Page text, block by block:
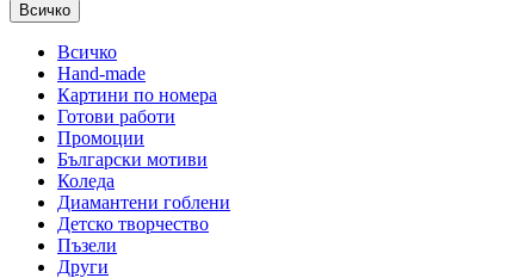
Всичко
Всичко
Hand-made
Картини по номера
Готови работи
Промоции
Български мотиви
Коледа
Диамантени гоблени
Детско творчество
Пъзели
Други